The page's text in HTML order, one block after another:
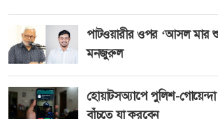
পাটওয়ারীর ওপর ‘আসল মার
মনজুরুল
হোয়াটসঅ্যাপে পুলিশ-গোয়েন্দা
বাঁচতে যা করবেন